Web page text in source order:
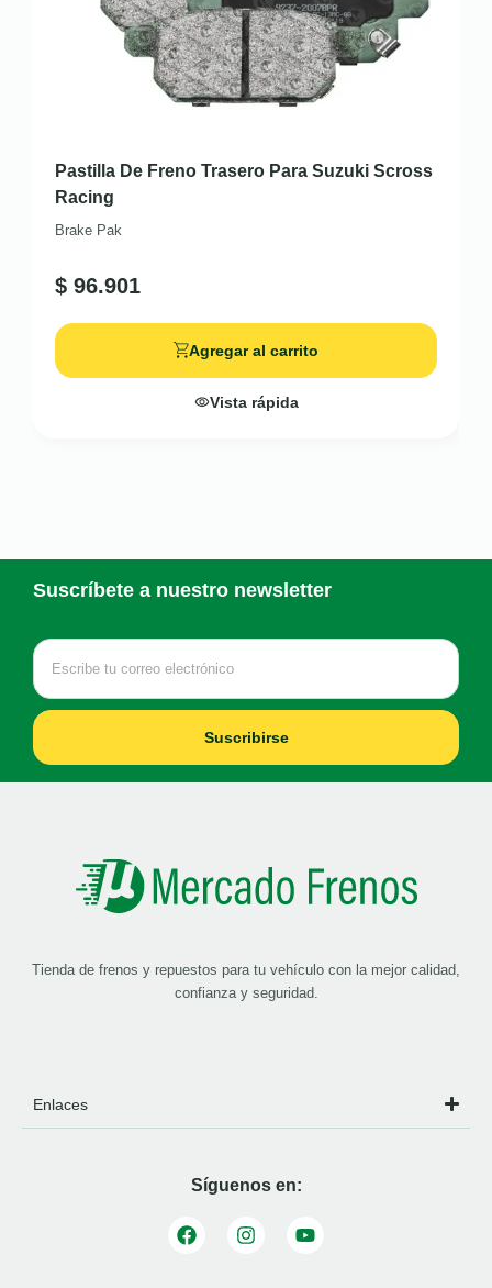
Pastilla De Freno Trasero Para Suzuki Scross
Racing
Brake Pak
$ 96.901
Agregar al carrito
Vista rápida
Suscríbete a nuestro newsletter
Suscribirse
Tienda de frenos y repuestos para tu vehículo con la mejor calidad,
confianza y seguridad.
Enlaces
Síguenos en: